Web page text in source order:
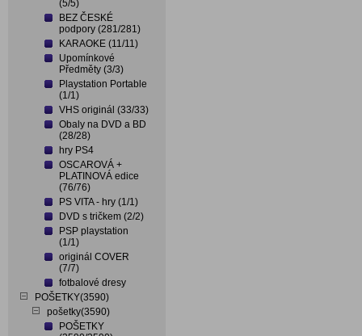
(5/5)
BEZ ČESKÉ
podpory (281/281)
KARAOKE (11/11)
Upomínkové
Předměty (3/3)
Playstation Portable
(1/1)
VHS originál (33/33)
Obaly na DVD a BD
(28/28)
hry PS4
OSCAROVÁ +
PLATINOVÁ edice
(76/76)
PS VITA - hry (1/1)
DVD s tričkem (2/2)
PSP playstation
(1/1)
originál COVER
(7/7)
fotbalové dresy
POŠETKY(3590)
pošetky(3590)
POŠETKY